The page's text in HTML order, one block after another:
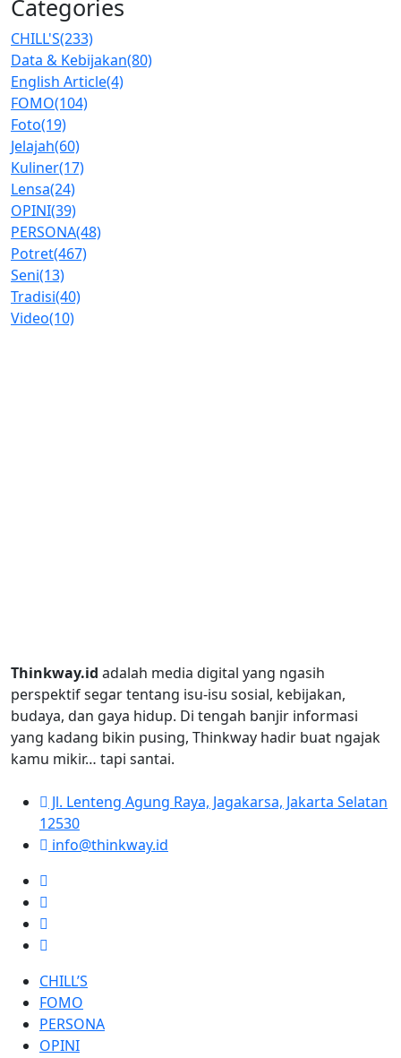
Categories
CHILL'S(233)
Data & Kebijakan(80)
English Article(4)
FOMO(104)
Foto(19)
Jelajah(60)
Kuliner(17)
Lensa(24)
OPINI(39)
PERSONA(48)
Potret(467)
Seni(13)
Tradisi(40)
Video(10)
Thinkway.id adalah media digital yang ngasih
perspektif segar tentang isu-isu sosial, kebijakan,
budaya, dan gaya hidup. Di tengah banjir informasi
yang kadang bikin pusing, Thinkway hadir buat ngajak
kamu mikir… tapi santai.
Jl. Lenteng Agung Raya, Jagakarsa, Jakarta Selatan
12530
info@thinkway.id
CHILL’S
FOMO
PERSONA
OPINI